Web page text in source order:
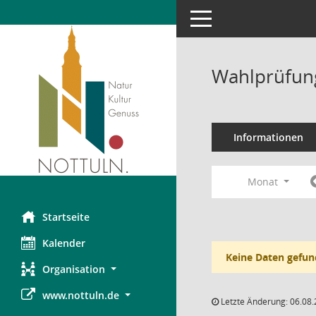
Startseite
Kalender
Organisation
www.nottuln.de
Toggle navigation
Informationen
Monat
Keine Daten
Letzte Änderung: